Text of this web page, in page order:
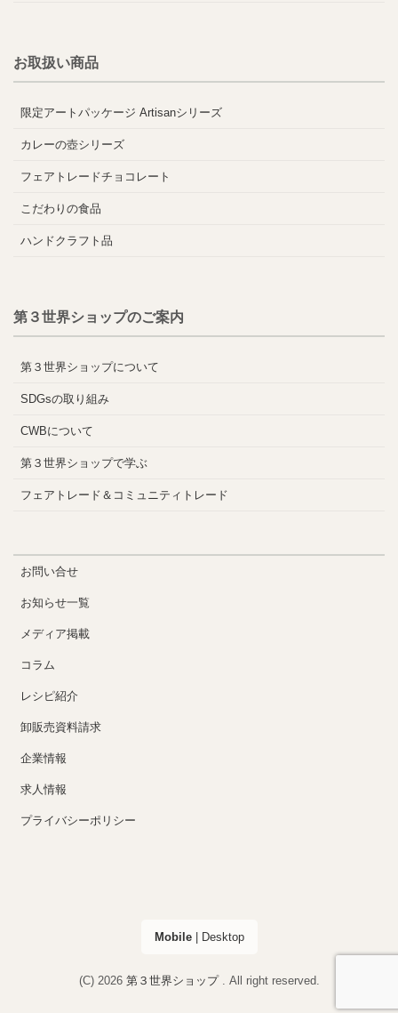
お取扱い商品
限定アートパッケージ Artisanシリーズ
カレーの壺シリーズ
フェアトレードチョコレート
こだわりの食品
ハンドクラフト品
第３世界ショップのご案内
第３世界ショップについて
SDGsの取り組み
CWBについて
第３世界ショップで学ぶ
フェアトレード＆コミュニティトレード
お問い合せ
お知らせ一覧
メディア掲載
コラム
レシピ紹介
卸販売資料請求
企業情報
求人情報
プライバシーポリシー
Mobile| Desktop
(C) 2026 第３世界ショップ . All right reserved.